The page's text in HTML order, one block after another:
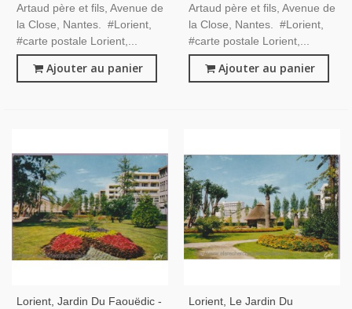
Artaud père et fils, Avenue de
la Close, Nantes. #Lorient,
#carte postale Lorient,...
Ajouter au panier
Artaud père et fils, Avenue de
la Close, Nantes. #Lorient,
#carte postale Lorient,...
Ajouter au panier
Lorient, Jardin Du Faouëdic -
Lorient, Le Jardin Du